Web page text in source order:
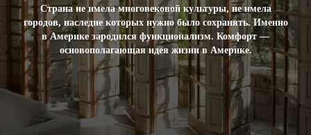
Страна не имела многовековой культуры, не имела
городов, наследие которых нужно было сохранять. Именно
в Америке зародился функционализм. Комфорт —
основополагающая идея жизни в Америке.